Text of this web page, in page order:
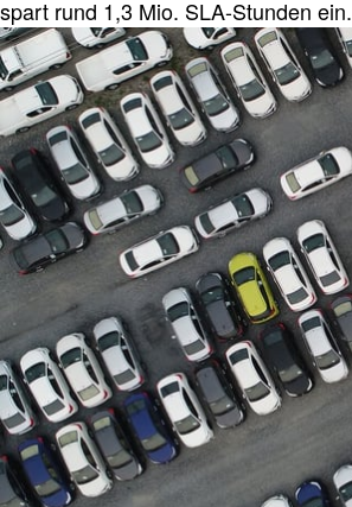
spart rund 1,3 Mio. SLA-Stunden ein.